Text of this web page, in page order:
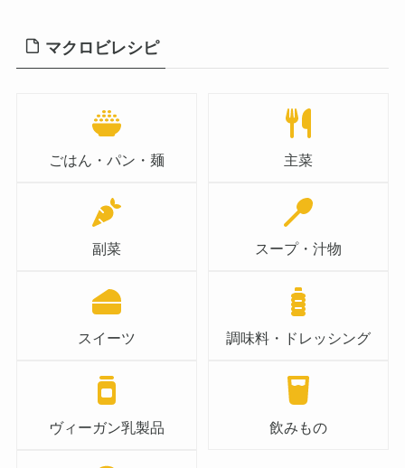
マクロビレシピ
ごはん・パン・麺 主菜
副菜 スープ・汁物
スイーツ 調味料・ドレッシング
ヴィーガン乳製品 飲みもの